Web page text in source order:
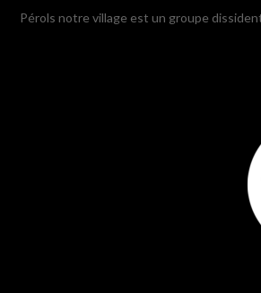
Pérols notre village est un groupe